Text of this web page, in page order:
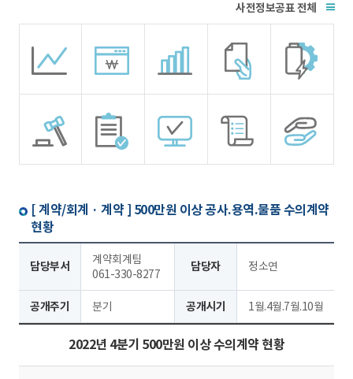
전체
[ 계약/회계 · 계약 ] 500만원 이상 공사.용역.물품 수의계약
현황
담당부서
계약회계팀
061-330-8277
담당자 정소연
공개주기 분기 공개시기 1월.4월.7월.10월
2022년 4분기 500만원 이상 수의계약 현황